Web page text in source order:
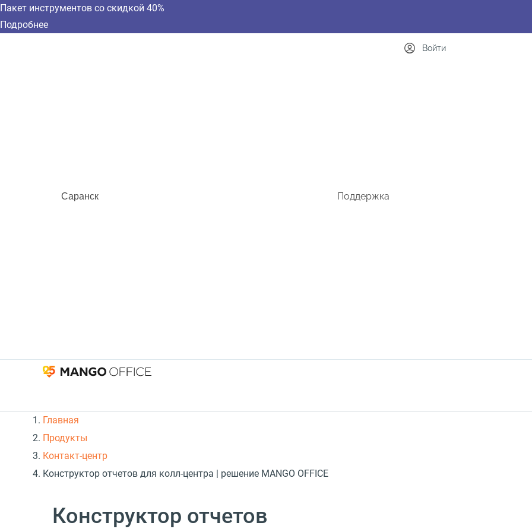
Пакет инструментов со скидкой 40%
Подробнее
Саранск Поддержка
Войти
Главная
Продукты
Контакт-центр
Конструктор отчетов для колл-центра | решение MANGO OFFICE
Конструктор отчетов